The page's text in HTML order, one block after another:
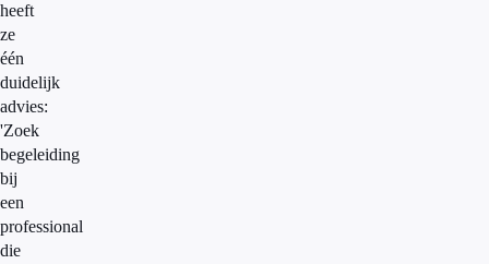
heeft
ze
één
duidelijk
advies:
'Zoek
begeleiding
bij
een
professional
die